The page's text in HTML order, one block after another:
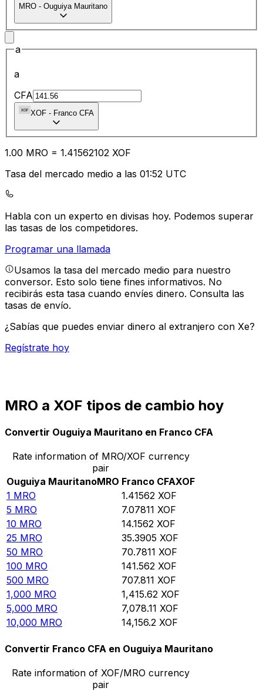
MRO - Ouguiya Mauritano
a
a
CFA
XOF - Franco CFA
1.00 MRO = 1.41562102 XOF
Tasa del mercado medio a las 01:52 UTC
Habla con un experto en divisas hoy. Podemos superar
las tasas de los competidores.
Programar una llamada
Usamos la tasa del mercado medio para nuestro
conversor. Esto solo tiene fines informativos. No
recibirás esta tasa cuando envíes dinero. Consulta las
tasas de envío.
¿Sabías que puedes enviar dinero al extranjero con Xe?
Regístrate hoy
MRO a XOF tipos de cambio hoy
Convertir Ouguiya Mauritano en Franco CFA
Rate information of MRO/XOF currency
pair
Ouguiya MauritanoMRO Franco CFAXOF
1 MRO 1.41562 XOF
5 MRO 7.07811 XOF
10 MRO 14.1562 XOF
25 MRO 35.3905 XOF
50 MRO 70.7811 XOF
100 MRO 141.562 XOF
500 MRO 707.811 XOF
1,000 MRO 1,415.62 XOF
5,000 MRO 7,078.11 XOF
10,000 MRO 14,156.2 XOF
Convertir Franco CFA en Ouguiya Mauritano
Rate information of XOF/MRO currency
pair